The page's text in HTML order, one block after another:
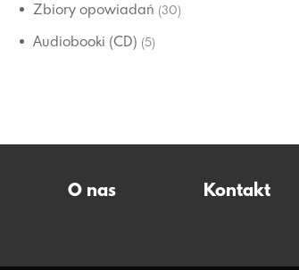
Zbiory opowiadań (30)
Audiobooki (CD) (5)
O nas Kontakt